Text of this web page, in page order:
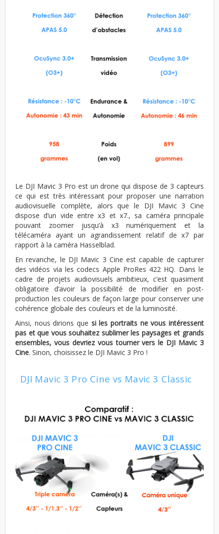
Le DJI Mavic 3 Pro est un drone qui dispose de 3 capteurs
ce qui est très intéressant pour proposer une narration
audiovisuelle complète, alors que le DJI Mavic 3 Cine
dispose d’un vide entre x3 et x7., sa caméra principale
pouvant zoomer jusqu’à x3 numériquement et la
télécaméra ayant un agrandissement relatif de x7 par
rapport à la caméra Hasselblad.
En revanche, le DJI Mavic 3 Cine est capable de capturer
des vidéos via les codecs Apple ProRes 422 HQ. Dans le
cadre de projets audiovisuels ambitieux, c’est quasiment
obligatoire d’avoir la possibilité de modifier en post-
production les couleurs de façon large pour conserver une
cohérence globale des couleurs et de la luminosité.
Ainsi, nous dirions que si les portraits ne vous intéressent
pas et que vous souhaitez sublimer les paysages et grands
ensembles, vous devriez vous tourner vers le DJI Mavic 3
Cine. Sinon, choisissez le DJI Mavic 3 Pro !
DJI Mavic 3 Pro Cine vs Mavic 3 Classic